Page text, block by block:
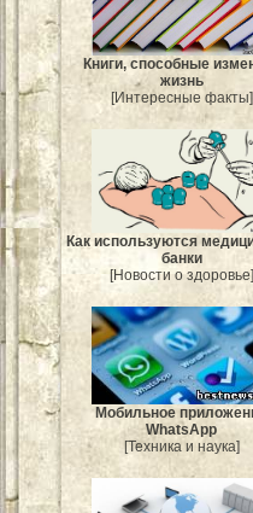
Книги, способные
жизнь
[Интересные факты]
Как используются
банки
[Новости о здоровье]
Мобильное
WhatsApp
[Техника и наука]